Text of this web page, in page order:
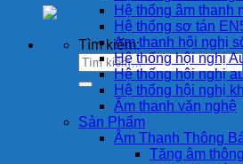
Tìm kiếm:
Hệ thống âm thanh
Hệ thống sơ tán
Am thanh hội nghị
Hệ thống hội nghị
Hệ thống hội nghị
Hệ thống hội nghị
Âm thanh văn nghệ
Sản Phẩm
Âm Thanh Thông
Tăng âm